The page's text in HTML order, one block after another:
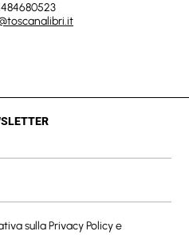
sullaPrivacy Policye